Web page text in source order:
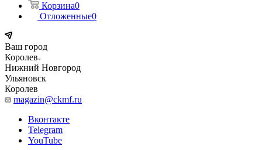
Корзина0
Отложенные0
Ваш город
Королев
Нижний Новгород
Ульяновск
Королев
magazin@ckmf.ru
Вконтакте
Telegram
YouTube